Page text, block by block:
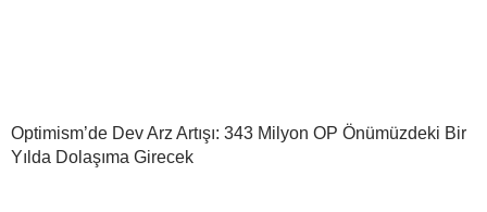
Optimism’de Dev Arz Artışı: 343 Milyon OP Önümüzdeki Bir
Yılda Dolaşıma Girecek